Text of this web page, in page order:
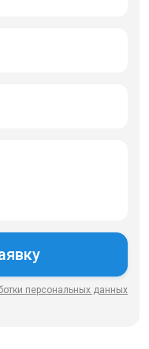
персональных данных